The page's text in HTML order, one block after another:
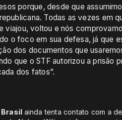
porque, desde que
Todas as vezes em
viajou, voltou e nós
o foco em sua defesa, já que
dos documentos que
que o STF autorizou a prisão
dos fatos”.
ainda tenta contato com a